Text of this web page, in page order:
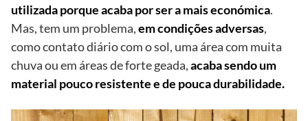
utilizada porque acaba por ser a mais económica.
Mas, tem um problema,em condições adversas,
como contato diário com o sol, uma área com muita
chuva ou em áreas de forte geada,acaba sendo um
material pouco resistente e de pouca durabilidade.